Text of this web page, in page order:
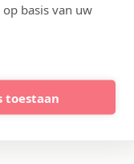
basis van uw
toestaan